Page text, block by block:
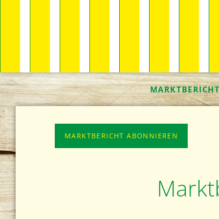
MARKTBERICHT ABONNIEREN